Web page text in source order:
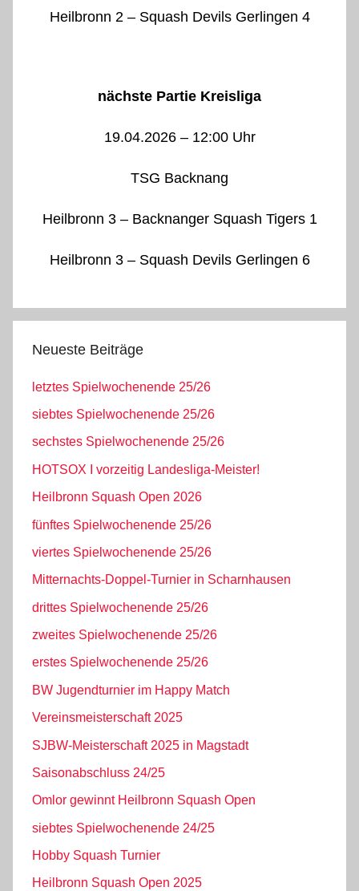
Heilbronn 2 – Squash Devils Gerlingen 4
nächste Partie Kreisliga
19.04.2026 – 12:00 Uhr
TSG Backnang
Heilbronn 3 – Backnanger Squash Tigers 1
Heilbronn 3 – Squash Devils Gerlingen 6
Neueste Beiträge
letztes Spielwochenende 25/26
siebtes Spielwochenende 25/26
sechstes Spielwochenende 25/26
HOTSOX I vorzeitig Landesliga-Meister!
Heilbronn Squash Open 2026
fünftes Spielwochenende 25/26
viertes Spielwochenende 25/26
Mitternachts-Doppel-Turnier in Scharnhausen
drittes Spielwochenende 25/26
zweites Spielwochenende 25/26
erstes Spielwochenende 25/26
BW Jugendturnier im Happy Match
Vereinsmeisterschaft 2025
SJBW-Meisterschaft 2025 in Magstadt
Saisonabschluss 24/25
Omlor gewinnt Heilbronn Squash Open
siebtes Spielwochenende 24/25
Hobby Squash Turnier
Heilbronn Squash Open 2025